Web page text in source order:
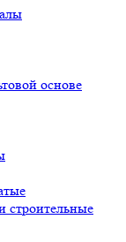
основе
строительные